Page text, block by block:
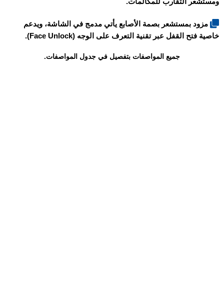
مزود بمستشعر بصمة الأصابع يأتي مدمج في الشاشة، ويدعم
خاصية فتح القفل عبر تقنية التعرف على الوجه (Face Unlock).
جميع المواصفات بتفصيل في جدول المواصفات.